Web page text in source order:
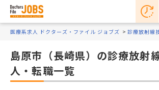
医療系求人 ドクターズ・ファイル ジョブズ 診療放射線
島原市（長崎県）の診療放射
人・転職一覧